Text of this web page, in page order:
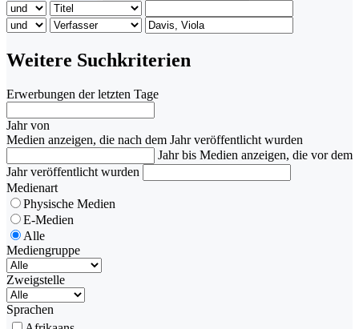
Weitere Suchkriterien
Erwerbungen der letzten Tage
Jahr von
Medien anzeigen, die nach dem Jahr veröffentlicht wurden
Jahr bis Medien anzeigen, die vor dem
Jahr veröffentlicht wurden
Medienart
Physische Medien
E-Medien
Alle
Mediengruppe
Zweigstelle
Sprachen